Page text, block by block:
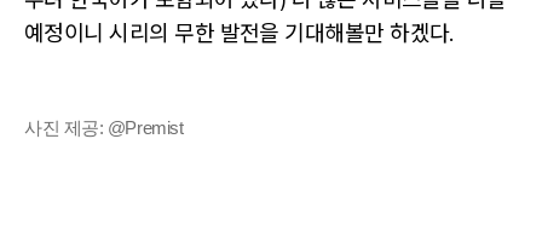
예정이니 시리의 무한 발전을 기대해볼만 하겠다.
사진 제공: @Premist